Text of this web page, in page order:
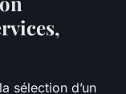
sélection d’un